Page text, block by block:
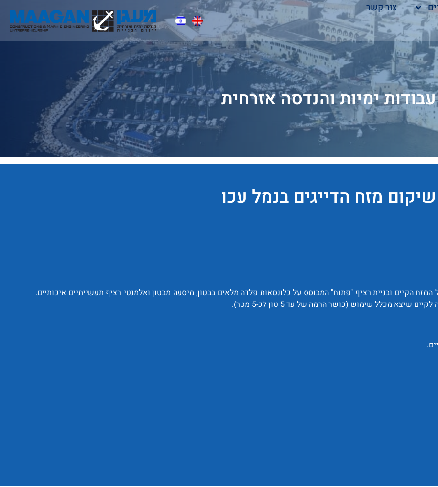
צור קשר
עבודות ימיות והנדסה אזרחית
שיקום מזח הדייגים בנמל עכו
הקיים ובניית רציף "פתוח" המבוסס על כלונסאות פלדה מלאים בבטון, מיסעה מבטון ואלמנטי רציף תעשייתיים איכותיים.
מכלל שימוש (כושר הרמה של עד 5 טון לכ-5 מטר).